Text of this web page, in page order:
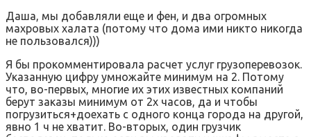
Даша, мы добавляли еще и фен, и два огромных
махровых халата (потому что дома ими никто никогда
не пользовался)))
Я бы прокомментировала расчет услуг грузоперевозок.
Указанную цифру умножайте минимум на 2. Потому
что, во-первых, многие их этих известных компаний
берут заказы минимум от 2х часов, да и чтобы
погрузиться+доехать с одного конца города на другой,
явно 1 ч не хватит. Во-вторых, один грузчик